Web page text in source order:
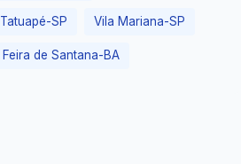
Tatuapé-SP Vila Mariana-SP
Feira de Santana-BA